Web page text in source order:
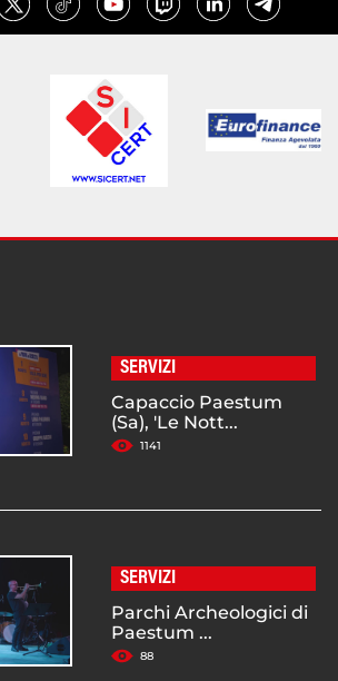
SERVIZI
Capaccio Paestum
(Sa), 'Le Nott...
1141
SERVIZI
Parchi Archeologici di
Paestum ...
88